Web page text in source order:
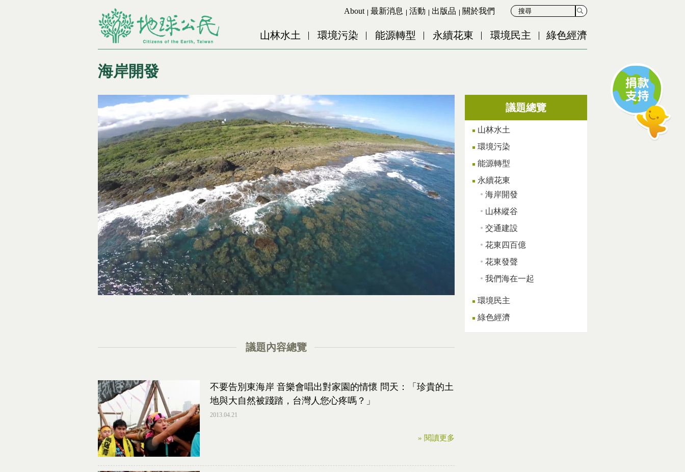
Jump to Navigation
Jump to Main content
About 最新消息 活動 出版品 關於我們
山林水土 環境污染 能源轉型 永續花東 環境民主 綠色經濟
海岸開發
您在這裡
議題內容總覽
不要告別東海岸 音樂會唱出對家園的情懷 問天：「珍貴的土
地與大自然被踐踏，台灣人您心疼嗎？」
2013.04.21
» 閱讀更多
議題總覽
山林水土
環境污染
能源轉型
永續花東
海岸開發
山林縱谷
交通建設
花東四百億
花東發聲
我們海在一起
環境民主
綠色經濟